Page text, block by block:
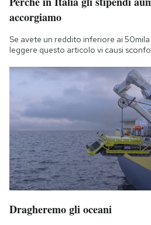
accorgiamo
Se avete un reddito inferiore ai
leggere questo articolo vi causi
Dragheremo gli oceani